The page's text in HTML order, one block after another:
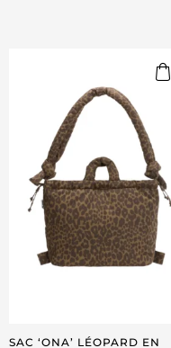
SAC ‘ONA’ LÉOPARD EN